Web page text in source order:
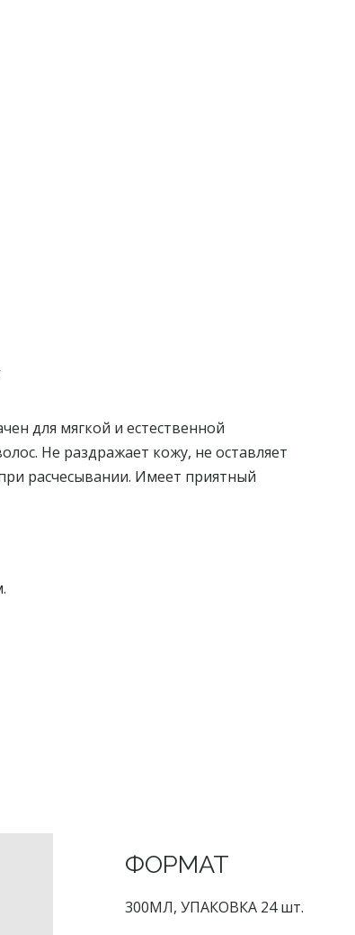
для мягкой и естественной
Не раздражает кожу, не оставляет
расчесывании. Имеет приятный
ФОРМАТ
300МЛ, УПАКОВКА 24 шт.